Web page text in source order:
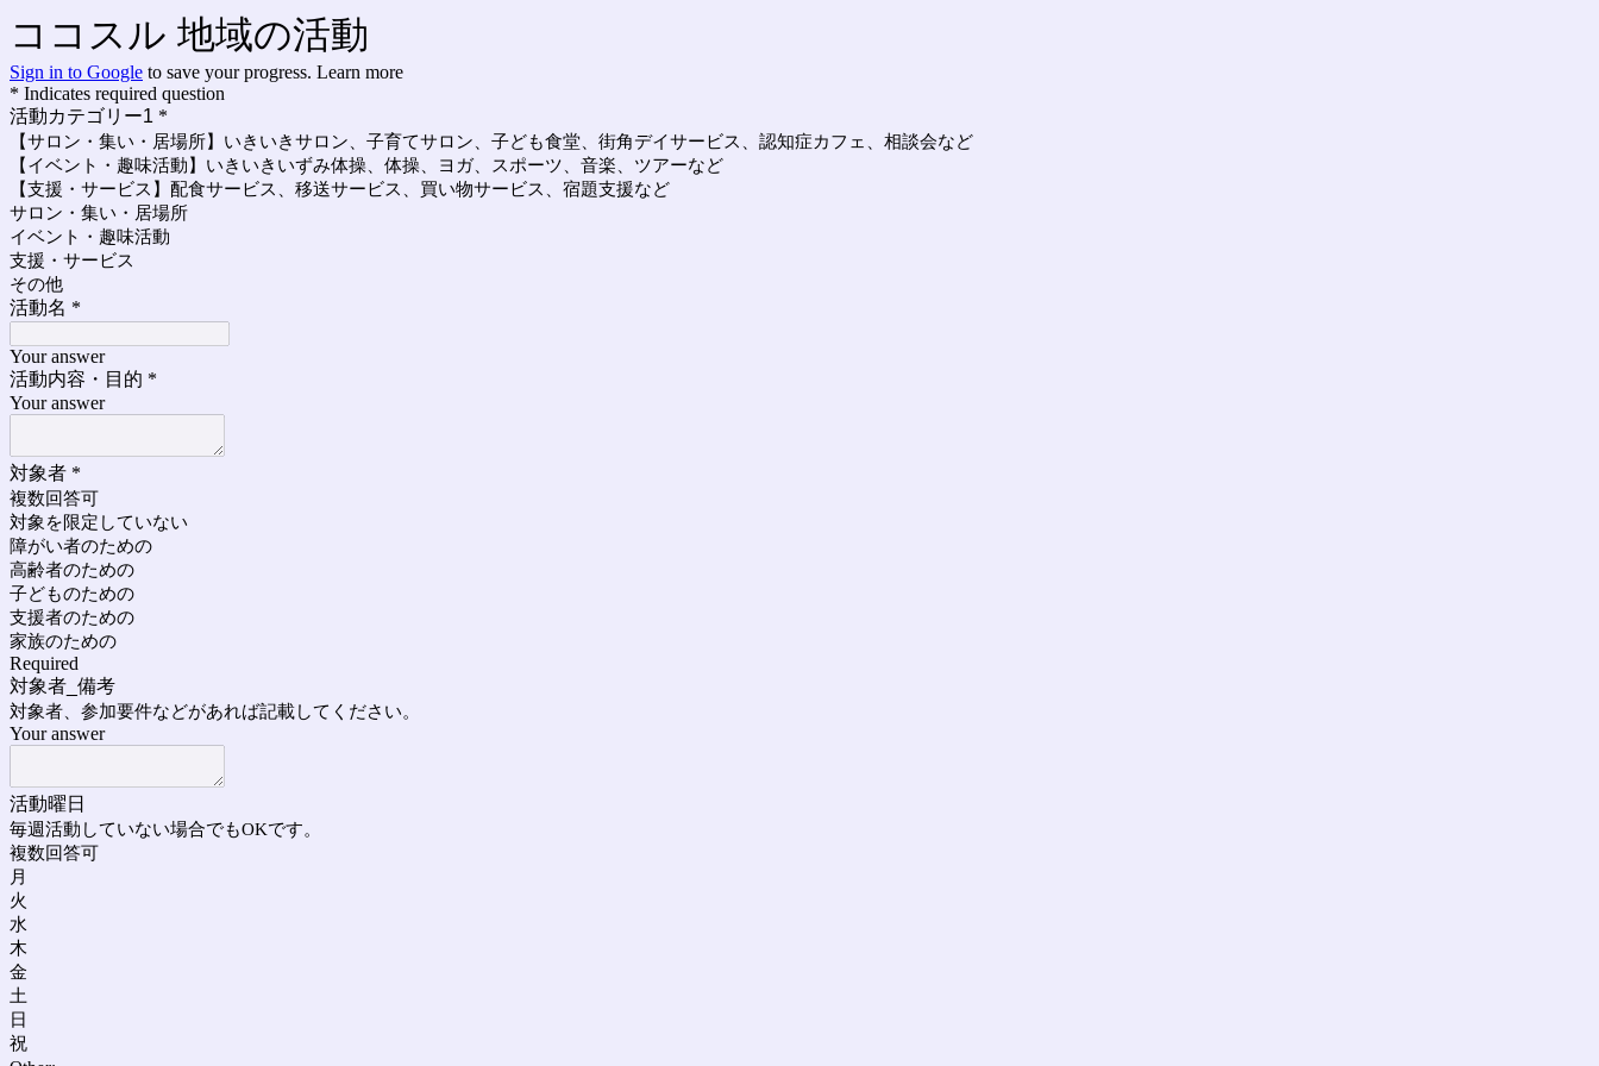
ココスル 地域の活動
Sign in to Google to save your progress. Learn more
* Indicates required question
活動カテゴリー1 *
【サロン・集い・居場所】いきいきサロン、子育てサロン、子ども食堂、街角デイサービス、認知症カフェ、相談会など
【イベント・趣味活動】いきいきいずみ体操、体操、ヨガ、スポーツ、音楽、ツアーなど
【支援・サービス】配食サービス、移送サービス、買い物サービス、宿題支援など
サロン・集い・居場所
イベント・趣味活動
支援・サービス
その他
活動名 *
Your answer
活動内容・目的 *
Your answer
対象者 *
複数回答可
対象を限定していない
障がい者のための
高齢者のための
子どものための
支援者のための
家族のための
Required
対象者_備考
対象者、参加要件などがあれば記載してください。
Your answer
活動曜日
毎週活動していない場合でもOKです。
複数回答可
月
火
水
木
金
土
日
祝